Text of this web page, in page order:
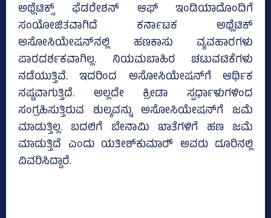
ಅಥ್ಲೆಟಿಕ್ಸ್ ಫೆಡರೇಶನ್ ಆಫ್ ಇಂಡಿಯಾದೊಂದಿಗೆ
ಸಂಯೋಜಿತವಾಗಿದೆ ಕರ್ನಾಟಕ ಅಥ್ಲೆಟಿಕ್‌
ಅಸೋಸಿಯೇಷನ್‌ನಲ್ಲಿ ಹಣಕಾಸು ವ್ಯವಹಾರಗಳು
ಪಾರದರ್ಶಕವಾಗಿಲ್ಲ. ನಿಯಮಬಾಹಿರ ಚಟುವಟಿಕೆಗಳು
ನಡೆಯುತ್ತಿವೆ. ಇದರಿಂದ ಅಸೋಸಿಯೇಷನ್‌ಗೆ ಆರ್ಥಿಕ
ನಷ್ಟವಾಗುತ್ತಿದೆ. ಅಲ್ಲದೇ ಕ್ರೀಡಾ ಸ್ಪರ್ಧಾಳುಗಳಿಂದ
ಸಂಗ್ರಹಿಸುತ್ತಿರುವ ಶುಲ್ಕವನ್ನು ಅಸೋಸಿಯೇಷನ್‌ಗೆ ಜಮೆ
ಮಾಡುತ್ತಿಲ್ಲ. ಬದಲಿಗೆ ಬೇನಾಮಿ ಖಾತೆಗಳಿಗೆ ಹಣ ಜಮೆ
ಮಾಡುತ್ತಿದೆ ಎಂದು ಯತೀಶ್‌ಕುಮಾರ್‍‌ ಅವರು ದೂರಿನಲ್ಲಿ
ವಿವರಿಸಿದ್ದಾರೆ.